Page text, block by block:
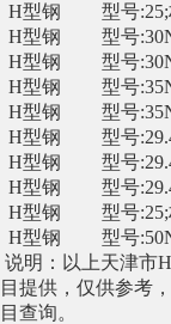
H型钢
型号
H型钢
型号
H型钢
型号
H型钢
型号
H型钢
型号
H型钢
型号
H型钢
型号
H型钢
型号
H型钢
型号
H型钢
型号
说明：以上天津市H
目提供 ，仅供参考，
目查询。